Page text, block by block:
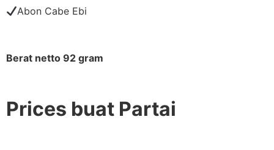
Abon Cabe Ebi
Berat netto 92 gram
Prices buat Partai